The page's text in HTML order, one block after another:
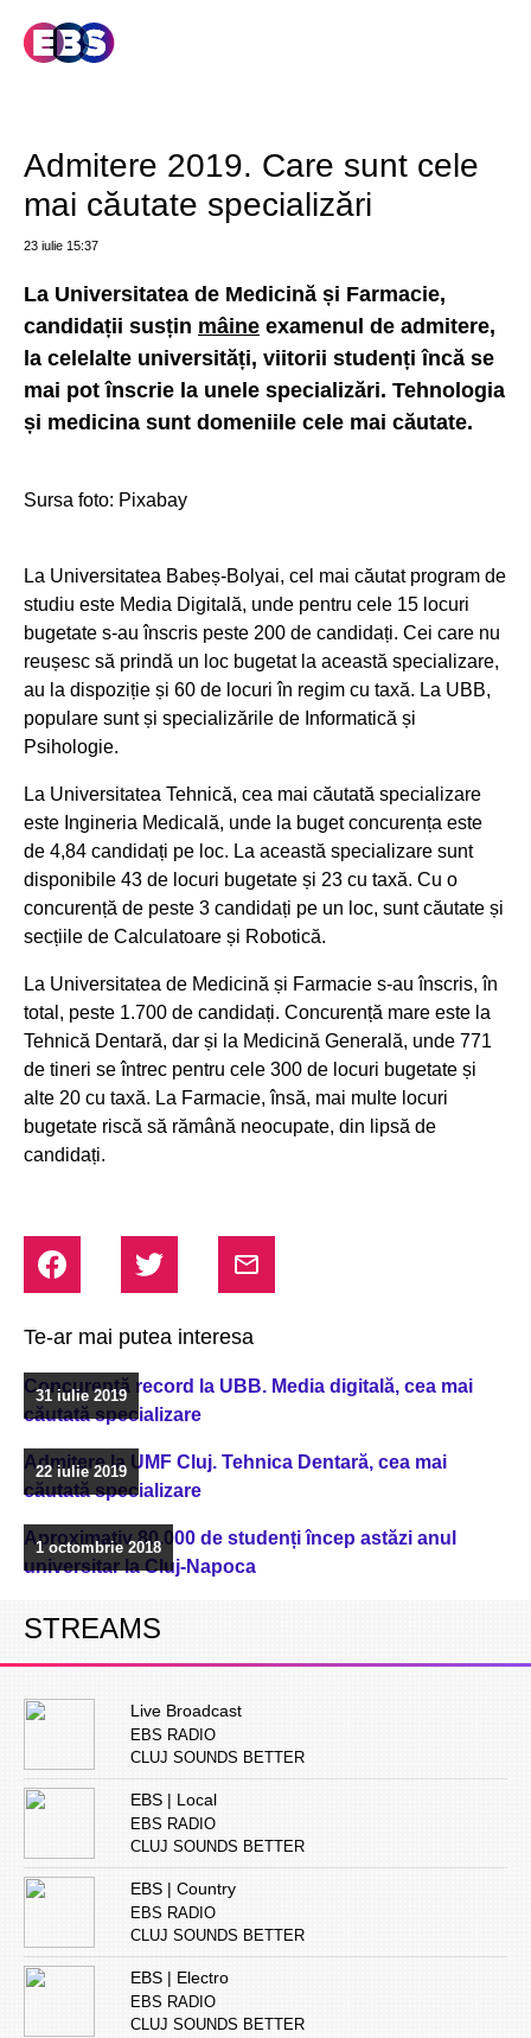
Admitere 2019. Care sunt cele
mai căutate specializări
23 iulie 15:37
La Universitatea de Medicină și Farmacie,
candidații susțin mâine examenul de admitere,
la celelalte universități, viitorii studenți încă se
mai pot înscrie la unele specializări. Tehnologia
și medicina sunt domeniile cele mai căutate.
Sursa foto: Pixabay
La Universitatea Babeș-Bolyai, cel mai căutat program de
studiu este Media Digitală, unde pentru cele 15 locuri
bugetate s-au înscris peste 200 de candidați. Cei care nu
reușesc să prindă un loc bugetat la această specializare,
au la dispoziție și 60 de locuri în regim cu taxă. La UBB,
populare sunt și specializările de Informatică și
Psihologie.
La Universitatea Tehnică, cea mai căutată specializare
este Ingineria Medicală, unde la buget concurența este
de 4,84 candidați pe loc. La această specializare sunt
disponibile 43 de locuri bugetate și 23 cu taxă. Cu o
concurență de peste 3 candidați pe un loc, sunt căutate și
secțiile de Calculatoare și Robotică.
La Universitatea de Medicină și Farmacie s-au înscris, în
total, peste 1.700 de candidați. Concurență mare este la
Tehnică Dentară, dar și la Medicină Generală, unde 771
de tineri se întrec pentru cele 300 de locuri bugetate și
alte 20 cu taxă. La Farmacie, însă, mai multe locuri
bugetate riscă să rămână neocupate, din lipsă de
candidați.
Te-ar mai putea interesa
Concurență record la UBB. Media digitală, cea mai
căutată specializare
31 iulie 2019
Admitere la UMF Cluj. Tehnica Dentară, cea mai
căutată specializare
22 iulie 2019
Aproximativ 80.000 de studenți încep astăzi anul
universitar la Cluj-Napoca
1 octombrie 2018
STREAMS
Live Broadcast
EBS RADIO
CLUJ SOUNDS BETTER
EBS | Local
EBS RADIO
CLUJ SOUNDS BETTER
EBS | Country
EBS RADIO
CLUJ SOUNDS BETTER
EBS | Electro
EBS RADIO
CLUJ SOUNDS BETTER